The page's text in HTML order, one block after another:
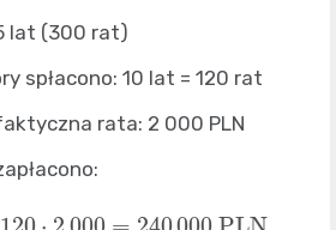
lat (300 rat)
spłacono: 10 lat = 120 rat
rata: 2 000 PLN
ł=120⋅ 2 000 240000PLN